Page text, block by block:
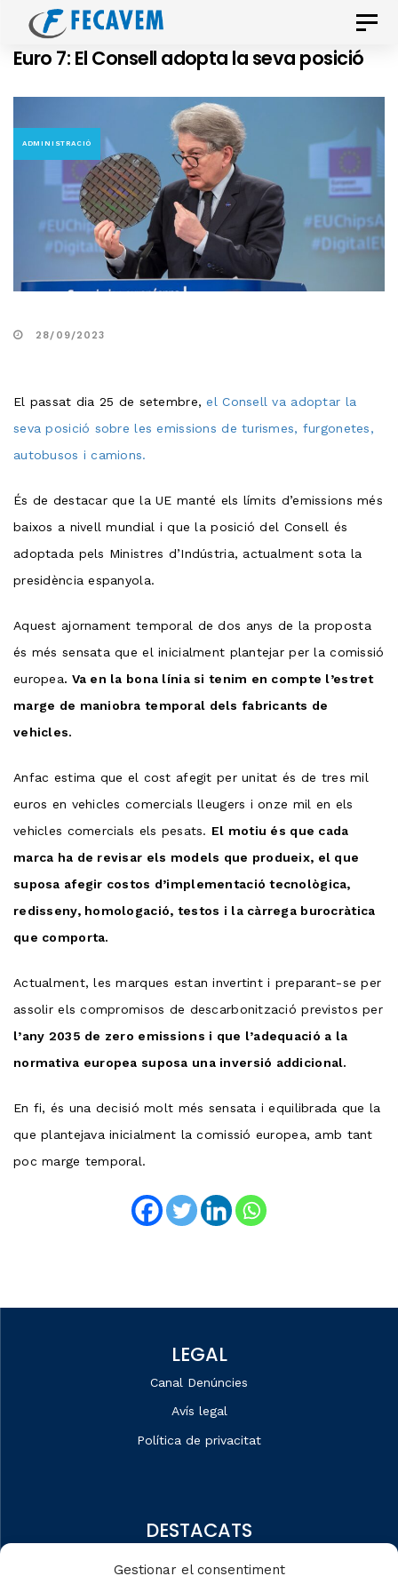
Gestionar el consentiment
Skip
links
primary
Toggle
Euro 7: El Consell adopta la seva posició
ADMINISTRACIÓ
28/09/2023
El passat dia 25 de setembre,el Consell va adoptar la
seva posició sobre les emissions de turismes, furgonetes,
autobusos i camions.
És de destacar que la UE manté els límits d’emissions més
baixos a nivell mundial i que la posició del Consell és
adoptada pels Ministres d’Indústria, actualment sota la
presidència espanyola.
Aquest ajornament temporal de dos anys de la proposta
és més sensata que el inicialment plantejar per la comissió
europea. Va en la bona línia si tenim en compte l’estret
marge de maniobra temporal dels fabricants de
vehicles.
Anfac estima que el cost afegit per unitat és de tres mil
euros en vehicles comercials lleugers i onze mil en els
vehicles comercials els pesats. El motiu és que cada
marca ha de revisar els models que produeix, el que
suposa afegir costos d’implementació tecnològica,
redisseny, homologació, testos i la càrrega burocràtica
que comporta.
Actualment, les marques estan invertint i preparant-se per
assolir els compromisos de descarbonització previstos per
l’any 2035 de zero emissions i que l’adequació a la
normativa europea suposa una inversió addicional.
En fi, és una decisió molt més sensata i equilibrada que la
que plantejava inicialment la comissió europea, amb tant
poc marge temporal.
LEGAL
Canal Denúncies
Avís legal
Política de privacitat
DESTACATS